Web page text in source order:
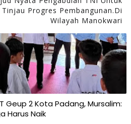
Progres Pembangunan.Di
Wilayah Manokwari
Geup 2 Kota Padang, Mursalim:
Harus Naik